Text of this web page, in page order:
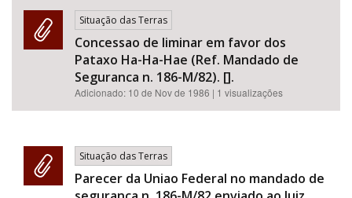
Situação das Terras
Concessao de liminar em favor dos
Pataxo Ha-Ha-Hae (Ref. Mandado de
Seguranca n. 186-M/82). [].
Adicionado: 10 de Nov de 1986 | 1 visualizações
Situação das Terras
Parecer da Uniao Federal no mandado de